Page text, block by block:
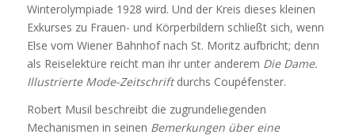
Winterolympiade 1928 wird. Und der Kreis dieses kleinen
Exkurses zu Frauen- und Körperbildern schließt sich, wenn
Else vom Wiener Bahnhof nach St. Moritz aufbricht; denn
als Reiselektüre reicht man ihr unter anderem Die Dame.
Illustrierte Mode-Zeitschriftdurchs Coupéfenster.
Robert Musil beschreibt die zugrundeliegenden
Mechanismen in seinen Bemerkungen über eine